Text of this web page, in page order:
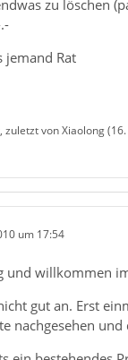
zu löschen
jemand Rat
zuletzt von Xiaolong (
um 17:54
und willkommen
gut an. Erst
nachgesehen